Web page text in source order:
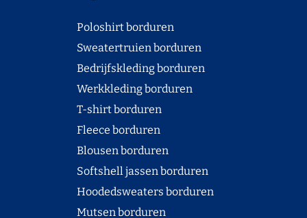
Poloshirt borduren
Sweatertruien borduren
Bedrijfskleding borduren
Werkkleding borduren
T-shirt borduren
Fleece borduren
Blousen borduren
Softshell jassen borduren
Hoodedsweaters borduren
Mutsen borduren